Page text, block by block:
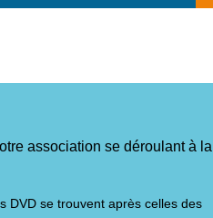
association se déroulant à la
DVD se trouvent après celles des